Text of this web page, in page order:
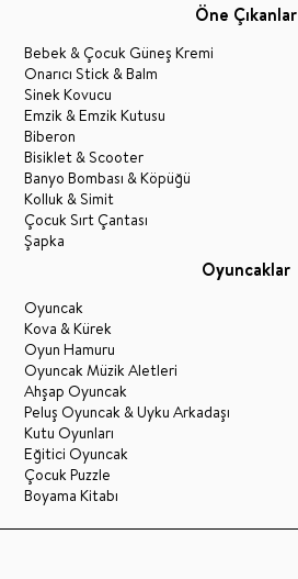
Öne Çıkanlar
Bebek & Çocuk Güneş Kremi
Onarıcı Stick & Balm
Sinek Kovucu
Emzik & Emzik Kutusu
Biberon
Bisiklet & Scooter
Banyo Bombası & Köpüğü
Kolluk & Simit
Çocuk Sırt Çantası
Şapka
Oyuncaklar
Oyuncak
Kova & Kürek
Oyun Hamuru
Oyuncak Müzik Aletleri
Ahşap Oyuncak
Peluş Oyuncak & Uyku Arkadaşı
Kutu Oyunları
Eğitici Oyuncak
Çocuk Puzzle
Boyama Kitabı